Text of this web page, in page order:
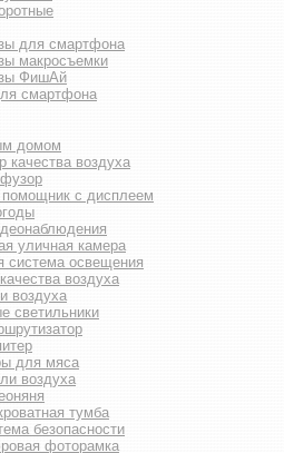
для смартфона
макросъемки
ФишАй
смартфона
домом
качества воздуха
помощник с дисплеем
уличная камера
система освещения
воздуха
воздуха
светильники
для мяса
воздуха
тумба
безопасности
фоторамка